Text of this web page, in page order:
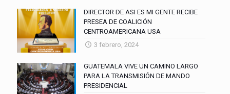
DIRECTOR DE ASI ES MI GENTE RECIBE
PRESEA DE COALICIÓN
CENTROAMERICANA USA
3 febrero, 2024
GUATEMALA VIVE UN CAMINO LARGO
PARA LA TRANSMISIÓN DE MANDO
PRESIDENCIAL